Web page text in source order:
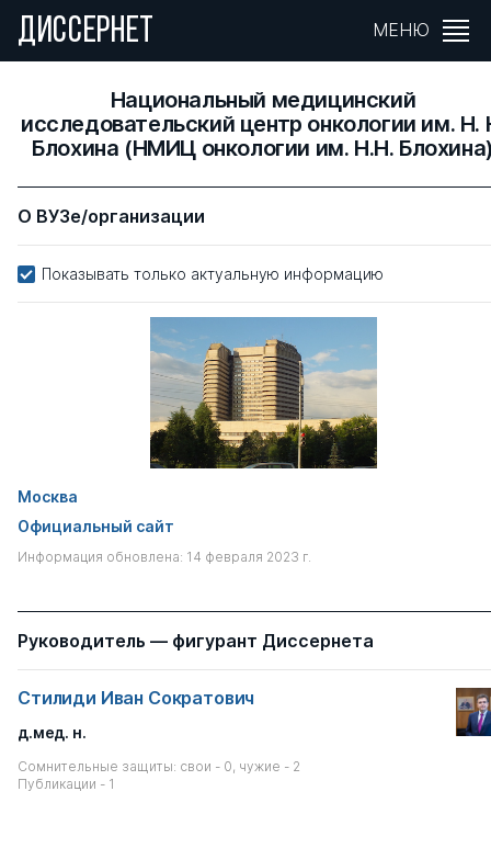
ДИССЕРНЕТ МЕНЮ
Национальный медицинский
исследовательский центр онкологии им. Н.
Блохина (НМИЦ онкологии им. Н.Н.
О ВУЗе/организации
Показывать только актуальную информацию
Москва
Официальный сайт
Информация обновлена: 14 февраля 2023 г.
Руководитель — фигурант Диссернета
Стилиди Иван Сократович
д.мед. н.
Сомнительные защиты: свои - 0, чужие - 2
Публикации - 1